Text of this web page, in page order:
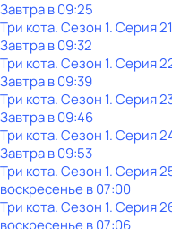
Завтра в 09:25
Три кота. Сезон 1. Серия
Завтра в 09:32
Три кота. Сезон 1. Серия
Завтра в 09:39
Три кота. Сезон 1. Серия
Завтра в 09:46
Три кота. Сезон 1. Серия
Завтра в 09:53
Три кота. Сезон 1. Серия
воскресенье в07:00
Три кота. Сезон 1. Серия
воскресенье в07:06